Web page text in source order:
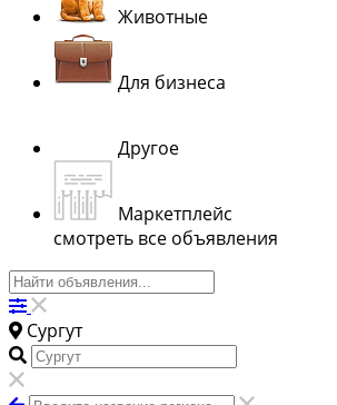
Животные
Для бизнеса
Другое
Маркетплейс
смотреть все объявления
Сургут